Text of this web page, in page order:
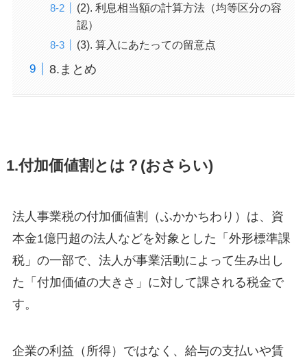
(2). 利息相当額の計算方法（均等区分の容
認）
(3). 算入にあたっての留意点
8.まとめ
1.付加価値割とは？(おさらい)
法人事業税の付加価値割（ふかかちわり）は、資
本金1億円超の法人などを対象とした「外形標準課
税」の一部で、法人が事業活動によって生み出し
た「付加価値の大きさ」に対して課される税金で
す。
企業の利益（所得）ではなく、給与の支払いや賃